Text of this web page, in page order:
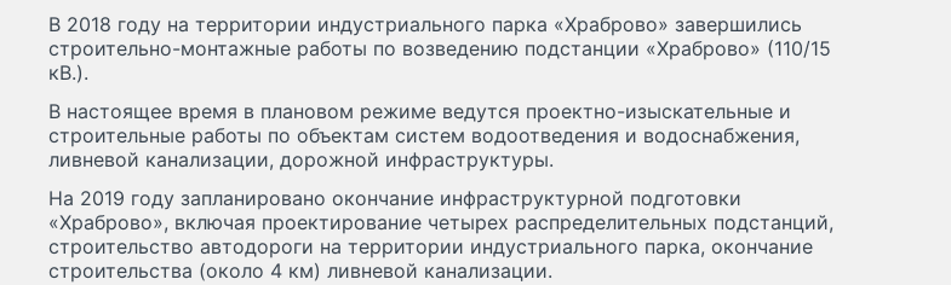
В 2018 году на территории индустриального парка «Храброво» завершились
строительно-монтажные работы по возведению подстанции «Храброво» (110/15
кВ.).
В настоящее время в плановом режиме ведутся проектно-изыскательные и
строительные работы по объектам систем водоотведения и водоснабжения,
ливневой канализации, дорожной инфраструктуры.
На 2019 году запланировано окончание инфраструктурной подготовки
«Храброво», включая проектирование четырех распределительных подстанций,
строительство автодороги на территории индустриального парка, окончание
строительства (около 4 км) ливневой канализации.